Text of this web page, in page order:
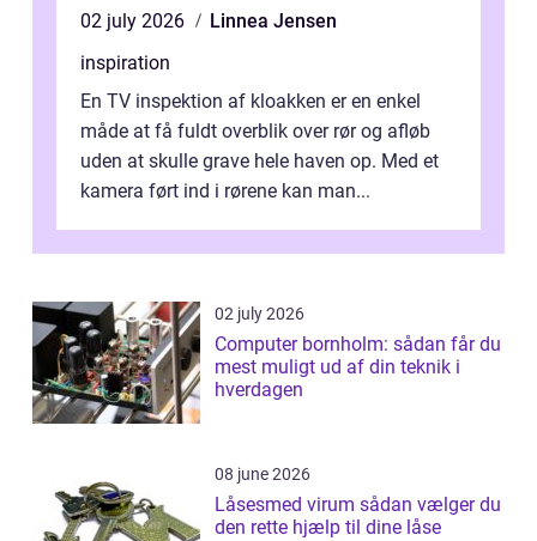
02 july 2026
Linnea Jensen
inspiration
En TV inspektion af kloakken er en enkel
måde at få fuldt overblik over rør og afløb
uden at skulle grave hele haven op. Med et
kamera ført ind i rørene kan man...
02 july 2026
Computer bornholm: sådan får du
mest muligt ud af din teknik i
hverdagen
08 june 2026
Låsesmed virum sådan vælger du
den rette hjælp til dine låse